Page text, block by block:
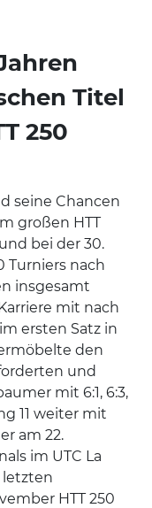
Titel
250
seine Chancen
großen HTT
bei der 30.
Turniers nach
insgesamt
mit nach
ersten Satz in
den
und
mit 6:1, 6:3,
11 weiter mit
am 22.
im UTC La
letzten
HTT 250